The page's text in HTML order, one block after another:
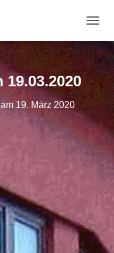
19. März 2020